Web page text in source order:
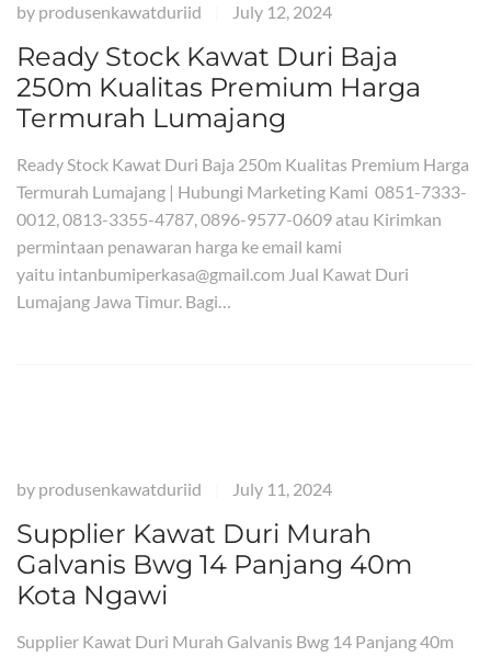
by produsenkawatduriid July 12, 2024
Ready Stock Kawat Duri Baja
250m Kualitas Premium Harga
Termurah Lumajang
Ready Stock Kawat Duri Baja 250m Kualitas Premium Harga
Termurah Lumajang | Hubungi Marketing Kami 0851-7333-
0012, 0813-3355-4787, 0896-9577-0609 atau Kirimkan
permintaan penawaran harga ke email kami
yaitu intanbumiperkasa@gmail.com Jual Kawat Duri
Lumajang Jawa Timur. Bagi…
by produsenkawatduriid July 11, 2024
Supplier Kawat Duri Murah
Galvanis Bwg 14 Panjang 40m
Kota Ngawi
Supplier Kawat Duri Murah Galvanis Bwg 14 Panjang 40m